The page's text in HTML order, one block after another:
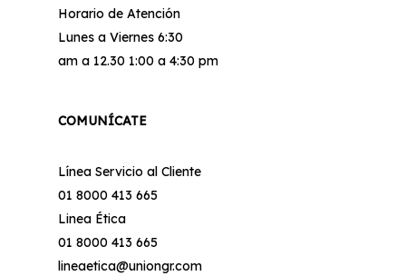
Horario de Atención
Lunes a Viernes 6:30
am a 12.30 1:00 a 4:30 pm
COMUNÍCATE
Línea Servicio al Cliente
01 8000 413 665
Linea Ética
01 8000 413 665
lineaetica@uniongr.com